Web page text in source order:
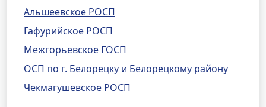
Альшеевское РОСП
Гафурийское РОСП
Межгорьевское ГОСП
ОСП по г. Белорецку и Белорецкому району
Чекмагушевское РОСП